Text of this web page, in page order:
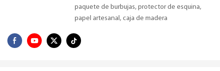
paquete de burbujas, protector de esquina,
papel artesanal, caja de madera